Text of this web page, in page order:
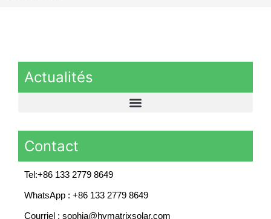
Actualités
Contact
Tel:+86 133 2779 8649
WhatsApp : +86 133 2779 8649
Courriel : sophia@hymatrixsolar.com